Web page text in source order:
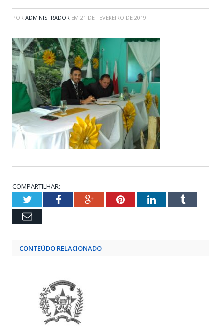
POR ADMINISTRADOR EM 21 DE FEVEREIRO DE 2019
COMPARTILHAR:
TwitterFacebookGoogle+PinterestLinkedInTumblr
Email
CONTEÚDO RELACIONADO